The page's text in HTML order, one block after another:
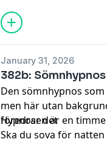
January 31, 2026
382b:
Den sömnhypnos
men här utan
föredrar det
Hypnosen är en
Ska du sova för